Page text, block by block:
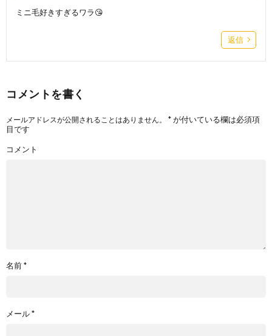
ミニ毛好きすぎるワラ😘
返信
コメントを書く
メールアドレスが公開されることはありません。 *が付いている欄は必須項
目です
コメント
名前*
メール*